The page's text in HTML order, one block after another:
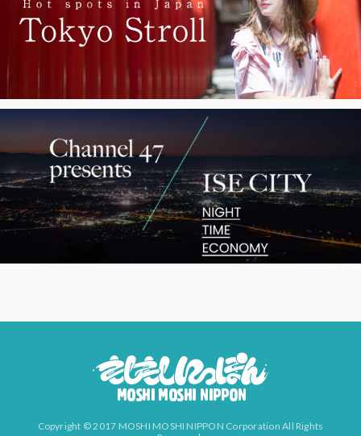
Copyright © 2017 MOSHI MOSHI NIPPON Corporation All Rights